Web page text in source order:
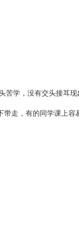
学，没有交头接耳现
走，有的同学课上容